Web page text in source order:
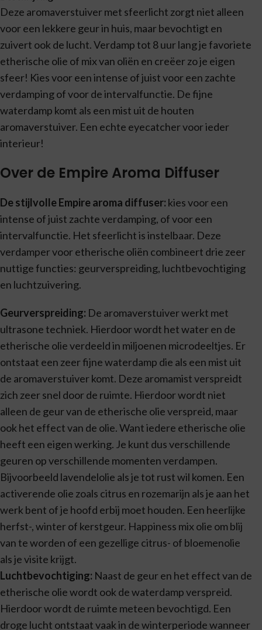
Deze aromaverstuiver met sfeerlicht zorgt niet alleen
voor een lekkere geur in huis, maar bevochtigt en
zuivert ook de lucht. Verdamp tot 8 uur lang je favoriete
etherische olie of mix van oliën en creëer zo je eigen
sfeer! Kies voor een intense of juist voor een zachte
verdamping of voor de intervalfunctie. De fijne
waterdamp komt als een mist uit de houten
aromaverstuiver. Een echte eyecatcher voor ieder
interieur!
Over de Empire Aroma Diffuser
De stijlvolle Empire aroma diffuser: kies voor een
intense of juist zachte verdamping, of voor een
intervalfunctie. Het sfeerlicht is instelbaar. Deze
verdamper voor etherische oliën combineert drie zeer
nuttige functies: geurverspreiding, luchtbevochtiging
en luchtzuivering.
Geurverspreiding: De aromaverstuiver werkt met
ultrasone techniek. Hierdoor wordt het water en de
etherische olie verdeeld in miljoenen microdeeltjes. Er
ontstaat een zeer fijne waterdamp die als een mist uit
de aromaverstuiver komt. Deze aromamist verspreidt
zich zeer snel door de ruimte. Hierdoor wordt niet
alleen de geur van de etherische olie verspreid, maar
ook het effect van de olie. Want iedere etherische olie
heeft een eigen werking. Je kunt dus verschillende
geuren op verschillende momenten verdampen.
Bijvoorbeeld lavendelolie als je tot rust wil komen. Een
activerende olie zoals citrus en rozemarijn als je aan het
werk bent of je hoofd erbij moet houden. Een heerlijke
herfst-, winter of kerstgeur. Happiness mix olie om blij
van te worden of een gezellige citrus- of bloemenolie
als je visite krijgt.
Luchtbevochtiging: Naast de geur en het effect van de
etherische olie wordt ook de waterdamp verspreid.
Hierdoor wordt de ruimte meteen bevochtigd. Een
droge lucht ontstaat vaak in de winterperiode wanneer